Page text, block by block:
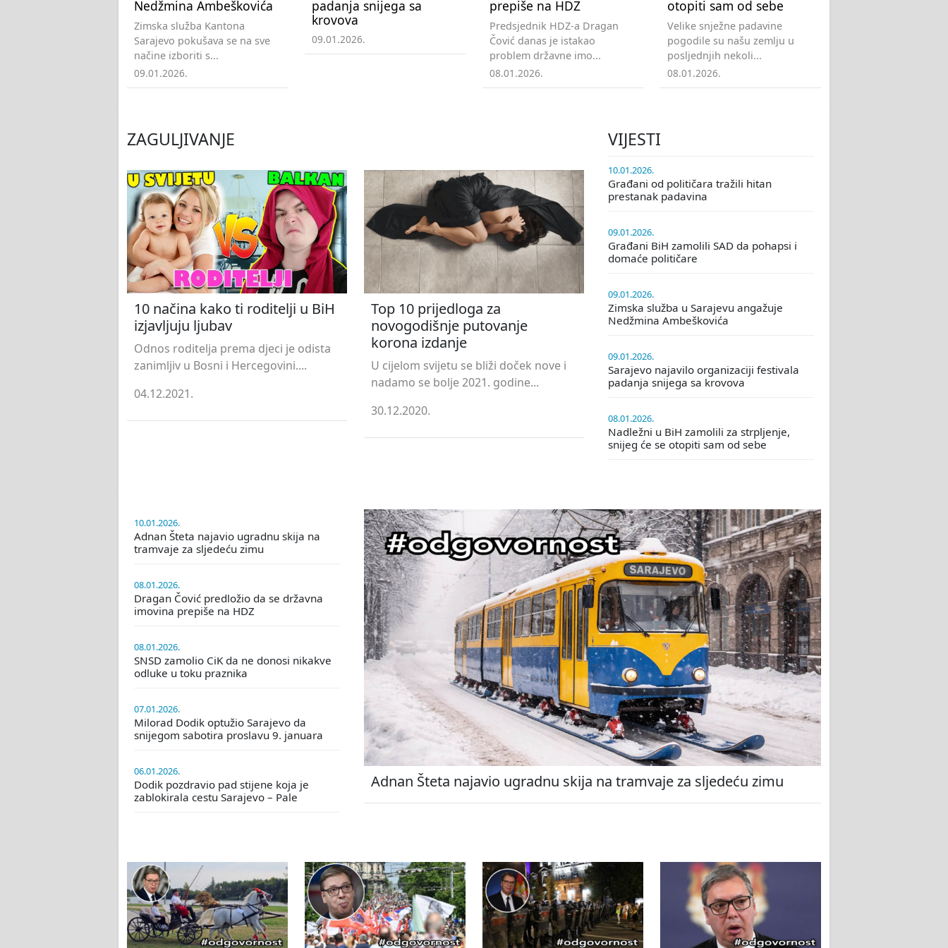
Nedžmina Ambeškovića
Zimska služba Kantona
Sarajevo pokušava se na sve
načine izboriti s...
09.01.2026.
padanja snijega sa
krovova
09.01.2026.
prepiše na HDZ
Predsjednik HDZ-a Dragan
Čović danas je istakao
problem državne imo...
08.01.2026.
otopiti sam od sebe
Velike snježne padavine
pogodile su našu zemlju u
posljednjih nekoli...
08.01.2026.
ZAGULJIVANJE
10 načina kako ti roditelji u BiH
izjavljuju ljubav
Odnos roditelja prema djeci je odista
zanimljiv u Bosni i Hercegovini....
04.12.2021.
Top 10 prijedloga za
novogodišnje putovanje
korona izdanje
U cijelom svijetu se bliži doček nove i
nadamo se bolje 2021. godine...
30.12.2020.
VIJESTI
10.01.2026.
Građani od političara tražili hitan
prestanak padavina
09.01.2026.
Građani BiH zamolili SAD da pohapsi i
domaće političare
09.01.2026.
Zimska služba u Sarajevu angažuje
Nedžmina Ambeškovića
09.01.2026.
Sarajevo najavilo organizaciji festivala
padanja snijega sa krovova
08.01.2026.
Nadležni u BiH zamolili za strpljenje,
snijeg će se otopiti sam od sebe
10.01.2026.
Adnan Šteta najavio ugradnu skija na
tramvaje za sljedeću zimu
08.01.2026.
Dragan Čović predložio da se državna
imovina prepiše na HDZ
08.01.2026.
SNSD zamolio CiK da ne donosi nikakve
odluke u toku praznika
07.01.2026.
Milorad Dodik optužio Sarajevo da
snijegom sabotira proslavu 9. januara
06.01.2026.
Dodik pozdravio pad stijene koja je
zablokirala cestu Sarajevo – Pale
Adnan Šteta najavio ugradnu skija na tramvaje za sljedeću zimu